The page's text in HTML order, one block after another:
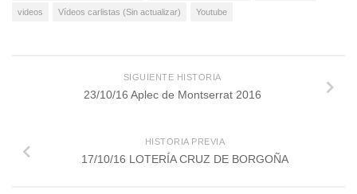
videos Vídeos carlistas (Sin actualizar) Youtube
SIGUIENTE HISTORIA
23/10/16 Aplec de Montserrat 2016
HISTORIA PREVIA
17/10/16 LOTERÍA CRUZ DE BORGOÑA